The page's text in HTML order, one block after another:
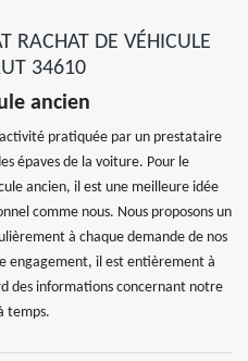
RACHAT DE VÉHICULE
34610
ancien
activité pratiquée par un prestataire
épaves de la voiture. Pour le
ancien, il est une meilleure idée
comme nous. Nous proposons un
à chaque demande de nos
engagement, il est entièrement à
des informations concernant notre
temps.